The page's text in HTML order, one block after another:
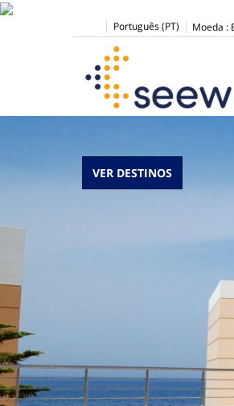
Português (PT) Moeda :
VER DESTINOS